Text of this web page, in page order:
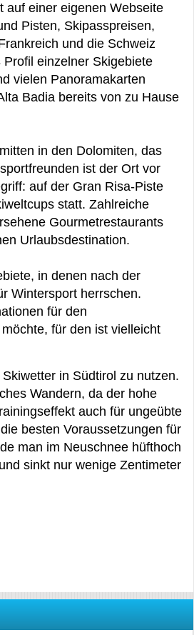
auf einer eigenen Webseite
Pisten, Skipasspreisen,
und die Schweiz
einzelner Skigebiete
vielen Panoramakarten
Badia bereits von zu Hause
in den Dolomiten, das
ist der Ort vor
auf der Gran Risa-Piste
statt. Zahlreiche
Gourmetrestaurants
Urlaubsdestination.
in denen nach der
Wintersport herrschen.
für den
für den ist vielleicht
in Südtirol zu nutzen.
Wandern, da der hohe
auch für ungeübte
besten Voraussetzungen für
man im Neuschnee hüfthoch
sinkt nur wenige Zentimeter